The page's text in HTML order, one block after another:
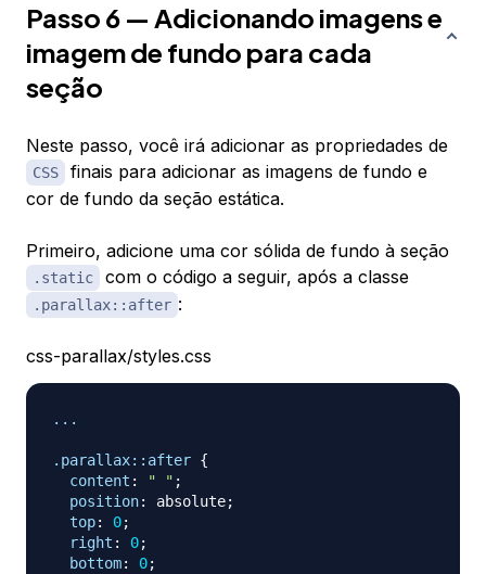
Passo 6 — Adicionando imagens e
imagem de fundo para cada
seção
Neste passo, você irá adicionar as propriedades de
CSS
finais para adicionar as imagens de fundo e
cor de fundo da seção estática.
Primeiro, adicione uma cor sólida de fundo à seção
.static com o código a seguir, após a classe
.parallax::after :
css-parallax/styles.css
...
.parallax::after {
content : " " ;
position: absolute;
top: 0;
right : 0;
bottom: 0;